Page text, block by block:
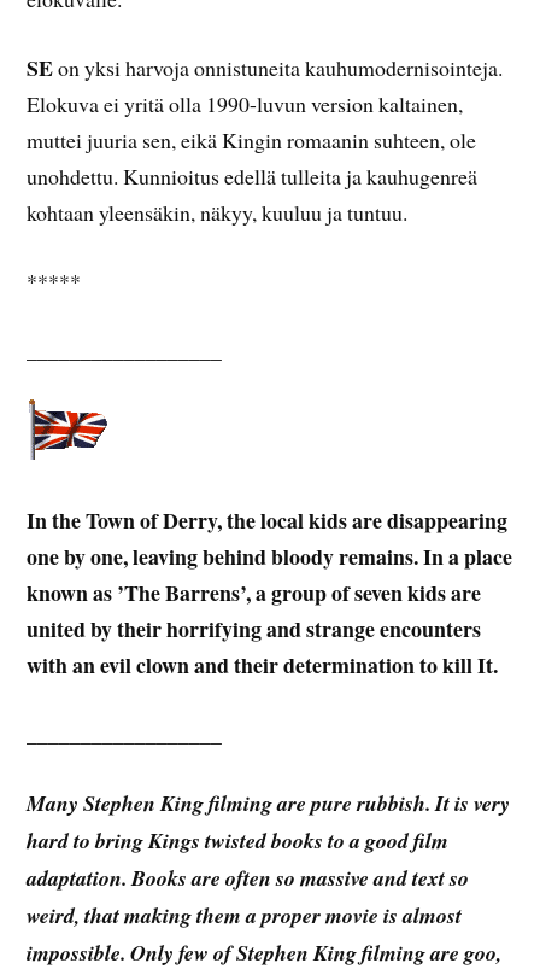
SEon yksi harvoja onnistuneita kauhumodernisointeja.
Elokuva ei yritä olla 1990-luvun version kaltainen,
muttei juuria sen, eikä Kingin romaanin suhteen, ole
unohdettu. Kunnioitus edellä tulleita ja kauhugenreä
kohtaan yleensäkin, näkyy, kuuluu ja tuntuu.
*****
In the Town of Derry, the local kids are disappearing
one by one, leaving behind bloody remains. In a place
known as ’The Barrens’, a group of seven kids are
united by their horrifying and strange encounters
with an evil clown and their determination to kill It.
Many Stephen King filming are pure rubbish. It is very
hard to bring Kings twisted books to a good film
adaptation. Books are often so massive and text so
weird, that making them a proper movie is almost
impossible. Only few of Stephen King filming are goo,